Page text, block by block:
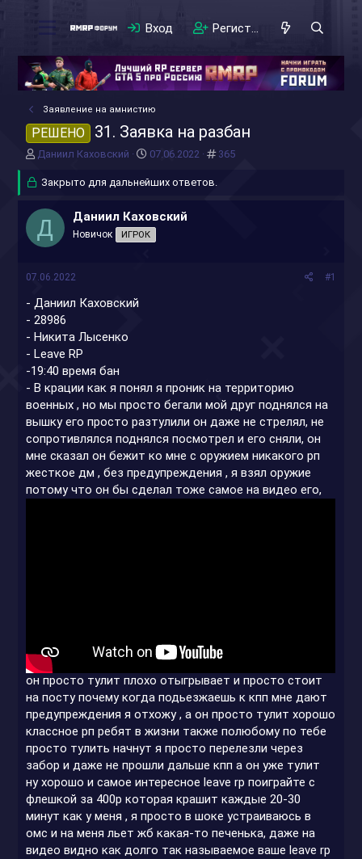
Вход Регистрация
Заявление на амнистию
РЕШЕНО 31. Заявка на разбан
А
т
р
т
е
Даниил Каховский
Д
т
н
а
ч
07.06.2022 #
365
Закрыто для дальнейших ответов.
Д Даниил Каховский
Новичок ИГРОК
07.06.2022 #1
- Даниил Каховский
- 28986
- Никита Лысенко
- Leave RP
-19:40 время бан
- В крации как я понял я проник на территорию
военных , но мы просто бегали мой друг поднялся на
вышку его просто разтулили он даже не стрелял, не
сопротивлялся поднялся посмотрел и его сняли, он
мне сказал он бежит ко мне с оружием никакого рп
жесткое дм , без предупреждения , я взял оружие
потому что он бы сделал тоже самое на видео его,
он просто тулит плохо отыгрывает и просто стоит
на посту почему когда подьезжаешь к кпп мне дают
предупреждения я отхожу , а он просто тулит хорошо
классное рп ребят в жизни также полюбому по тебе
просто тулить начнут я просто перелезли через
забор и даже не прошли дальше кпп а он уже тулит
ну хорошо и самое интересное leave rp поиграйте с
флешкой за 400р которая крашит каждые 20-30
минут как у меня , я просто в шоке устраиваюсь в
омс и на меня льет жб какая-то печенька, даже на
видео видно как долго так называемое ваше leave rp